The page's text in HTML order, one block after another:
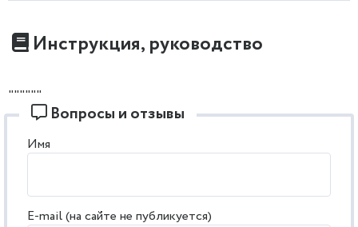
Инструкция, руководство
""""""
Вопросы и отзывы
Имя
E-mail (на сайте не публикуется)